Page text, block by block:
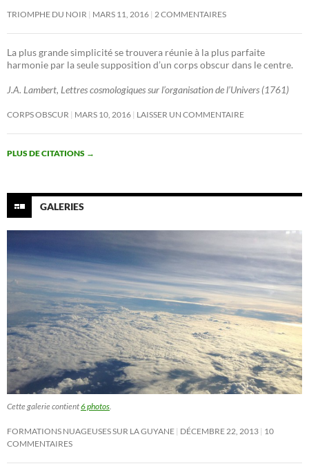
TRIOMPHE DU NOIR MARS 11, 2016 2 COMMENTAIRES
La plus grande simplicité se trouvera réunie à la plus parfaite
harmonie par la seule supposition d’un corps obscur dans le centre.
J.A. Lambert, Lettres cosmologiques sur l’organisation de l’Univers (1761)
CORPS OBSCUR MARS 10, 2016 LAISSER UN COMMENTAIRE
PLUS DE CITATIONS →
GALERIES
Cette galerie contient6 photos
FORMATIONS NUAGEUSES SUR LA GUYANE DÉCEMBRE 22, 2013 10
COMMENTAIRES